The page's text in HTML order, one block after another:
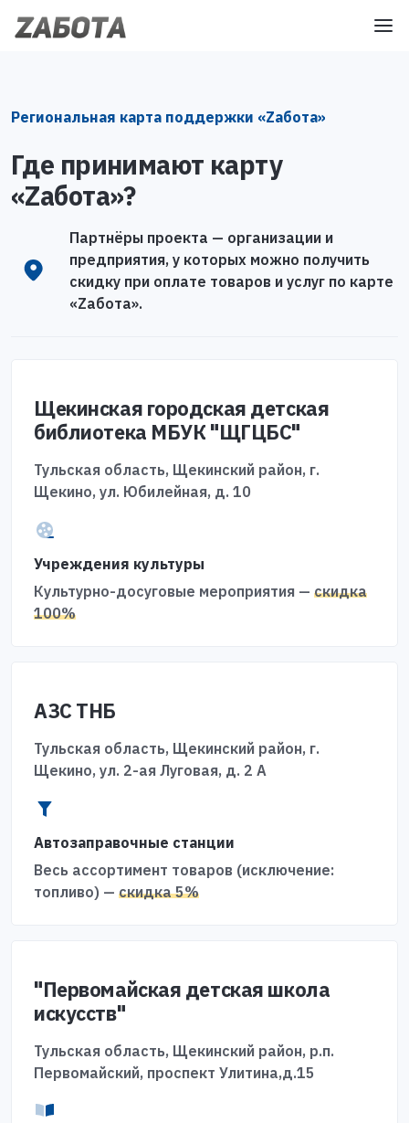
Региональная карта поддержки «Zабота»
Где принимают карту
«Zабота»?
Партнёры проекта — организации и
предприятия, у которых можно получить
скидку при оплате товаров и услуг по карте
«Zабота».
Щекинская городская детская
библиотека МБУК "ЩГЦБС"
Тульская область, Щекинский район, г.
Щекино, ул. Юбилейная, д. 10
Учреждения культуры
Культурно-досуговые мероприятия — скидка
100%
АЗС ТНБ
Тульская область, Щекинский район, г.
Щекино, ул. 2-ая Луговая, д. 2 А
Автозаправочные станции
Весь ассортимент товаров (исключение:
топливо) — скидка 5%
"Первомайская детская школа
искусств"
Тульская область, Щекинский район, р.п.
Первомайский, проспект Улитина,д.15